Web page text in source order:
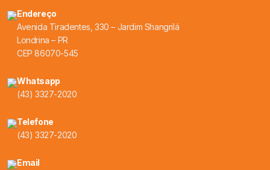
Endereço
Avenida Tiradentes, 330 – Jardim Shangrilá
Londrina – PR
CEP 86070-545
Whatsapp
(43) 3327-2020
Telefone
(43) 3327-2020
Email